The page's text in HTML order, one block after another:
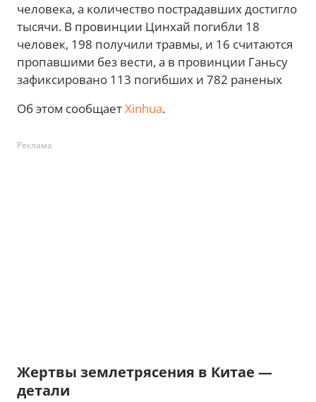
человека, а количество пострадавших достигло
тысячи. В провинции Цинхай погибли 18
человек, 198 получили травмы, и 16 считаются
пропавшими без вести, а в провинции Ганьсу
зафиксировано 113 погибших и 782 раненых
Об этом сообщаетXinhua.
Реклама
Жертвы землетрясения в Китае —
детали